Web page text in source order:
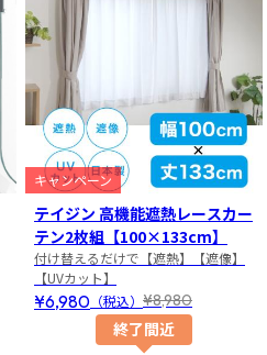
終了間近
キャンペーン
テイジン 高機能遮熱レースカー
テン2枚組【100×133cm】
付け替えるだけで【遮熱】【遮像】
【UVカット】
¥6,980 （税込） ¥8,980